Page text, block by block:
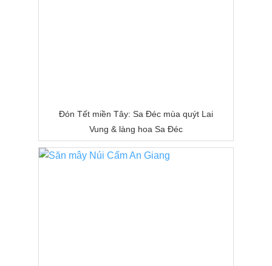
Đón Tết miền Tây: Sa Đéc mùa quýt Lai
Vung & làng hoa Sa Đéc